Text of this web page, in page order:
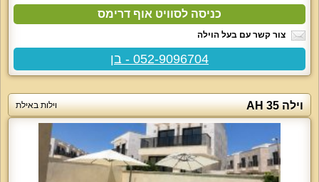
כניסה לסוויט אוף דרימס
צור קשר עם בעל הוילה
052-9096704 - בן
וילה AH 35 וילות באילת